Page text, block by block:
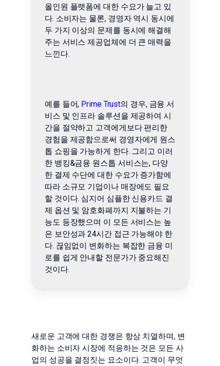
올인원 플랫폼에 대한 수요가 늘고 있
다. 소비자는 물론, 경영자 역시 동시에
두 가지 이상의 문제를 동시에 해결해
주는 서비스 제공업체에 더 큰 매력을
느낀다.
예를 들어, Prime Trust의 경우, 금융 서
비스 및 인프라 솔루션을 제공하여 시
간을 절약하고 고객에게보다 편리한
경험을 제공함으로써 경영자에게 원스
톱 쇼핑을 가능하게 한다. 그리고 이러
한 뱅킹&금융 원스톱 서비스는, 다양
한 결제 수단에 대한 수요가 증가함에
따라 소규모 기업이나 매장에도 필요
할 것이다. 심지어 심플한 신용카드 결
제 옵션 및 암호화폐까지 지불하는 기
능도 등장했으며 이 모든 서비스는 높
은 보안성과 24시간 접근 가능해야 한
다. 끊임없이 변화하는 복잡한 금융 미
로를 쉽게 안내할 전문가가 중요해진
것이다.
새로운 고객에 대한 경쟁은 항상 치열하며, 변
화하는 소비자 시장에 적응하는 것은 모든 사
업의 성공을 결정짓는 요소이다. 고객이 무엇